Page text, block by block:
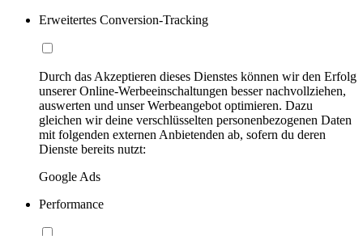
Erweitertes Conversion-Tracking
Durch das Akzeptieren dieses Dienstes können wir den Erfolg
unserer Online-Werbeeinschaltungen besser nachvollziehen,
auswerten und unser Werbeangebot optimieren. Dazu
gleichen wir deine verschlüsselten personenbezogenen Daten
mit folgenden externen Anbietenden ab, sofern du deren
Dienste bereits nutzt:
Google Ads
Performance